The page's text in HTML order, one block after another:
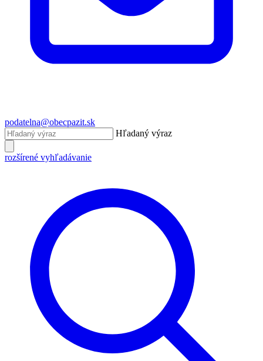
podatelna@obecpazit.sk
Hľadaný výraz
rozšírené vyhľadávanie